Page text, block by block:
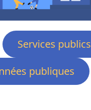
Services publics
publiques